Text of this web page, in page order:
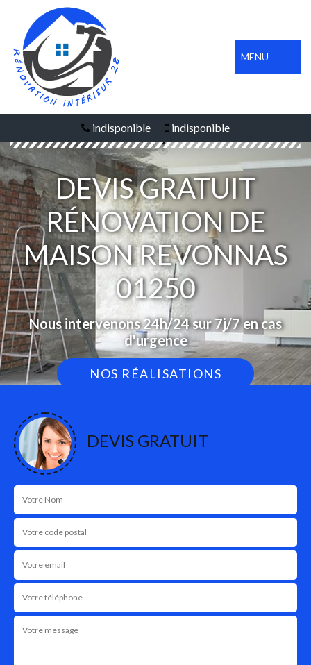
MENU
indisponible indisponible
DEVIS GRATUIT
RÉNOVATION DE
MAISON REVONNAS
01250
Nous intervenons 24h/24 sur 7j/7 en cas
d'urgence
NOS RÉALISATIONS
DEVIS GRATUIT